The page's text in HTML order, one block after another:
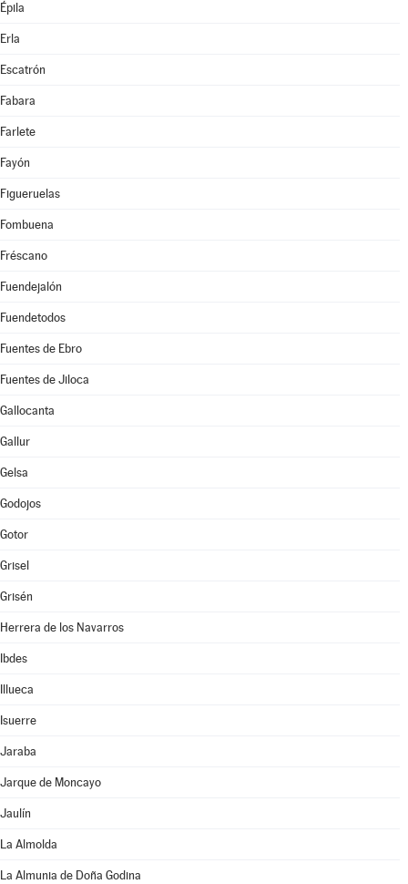
Épila
Erla
Escatrón
Fabara
Farlete
Fayón
Figueruelas
Fombuena
Fréscano
Fuendejalón
Fuendetodos
Fuentes de Ebro
Fuentes de Jiloca
Gallocanta
Gallur
Gelsa
Godojos
Gotor
Grisel
Grisén
Herrera de los Navarros
Ibdes
Illueca
Isuerre
Jaraba
Jarque de Moncayo
Jaulín
La Almolda
La Almunia de Doña Godina